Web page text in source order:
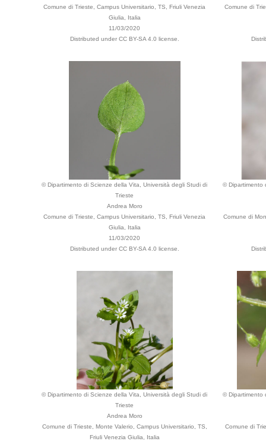
Comune di Trieste, Campus Universitario, TS, Friuli Venezia
Giulia, Italia
11/03/2020
Distributed under CC BY-SA 4.0 license.
Comune di
© Dipartimento di Scienze della Vita, Università degli Studi di
Trieste
Andrea Moro
Comune di Trieste, Campus Universitario, TS, Friuli Venezia
Giulia, Italia
11/03/2020
Distributed under CC BY-SA 4.0 license.
© Dipartimento
Comune di
© Dipartimento di Scienze della Vita, Università degli Studi di
Trieste
Andrea Moro
Comune di Trieste, Monte Valerio, Campus Universitario, TS,
Friuli Venezia Giulia, Italia
© Dipartimento
Comune di